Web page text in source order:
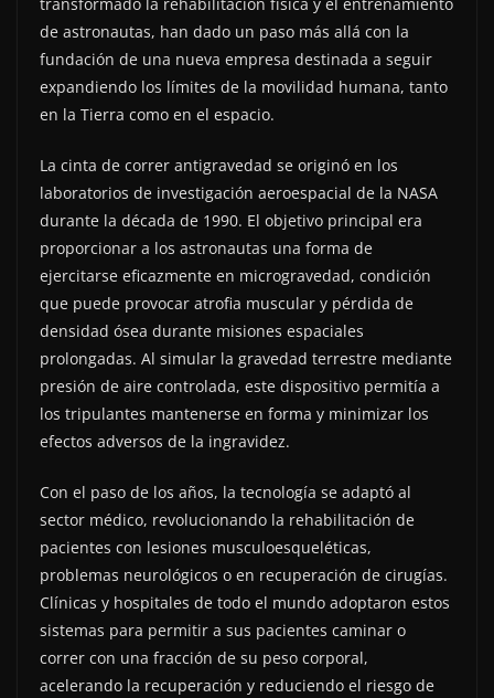
de astronautas, han dado un paso más allá con la
fundación de una nueva empresa destinada a seguir
expandiendo los límites de la movilidad humana, tanto
en la Tierra como en el espacio.
La cinta de correr antigravedad se originó en los
laboratorios de investigación aeroespacial de la NASA
durante la década de 1990. El objetivo principal era
proporcionar a los astronautas una forma de
ejercitarse eficazmente en microgravedad, condición
que puede provocar atrofia muscular y pérdida de
densidad ósea durante misiones espaciales
prolongadas. Al simular la gravedad terrestre mediante
presión de aire controlada, este dispositivo permitía a
los tripulantes mantenerse en forma y minimizar los
efectos adversos de la ingravidez.
Con el paso de los años, la tecnología se adaptó al
sector médico, revolucionando la rehabilitación de
pacientes con lesiones musculoesqueléticas,
problemas neurológicos o en recuperación de cirugías.
Clínicas y hospitales de todo el mundo adoptaron estos
sistemas para permitir a sus pacientes caminar o
correr con una fracción de su peso corporal,
acelerando la recuperación y reduciendo el riesgo de